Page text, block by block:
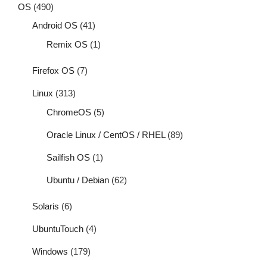
OS (490)
Android OS (41)
Remix OS (1)
Firefox OS (7)
Linux (313)
ChromeOS (5)
Oracle Linux / CentOS / RHEL(89)
Sailfish OS (1)
Ubuntu / Debian (62)
Solaris (6)
UbuntuTouch (4)
Windows (179)